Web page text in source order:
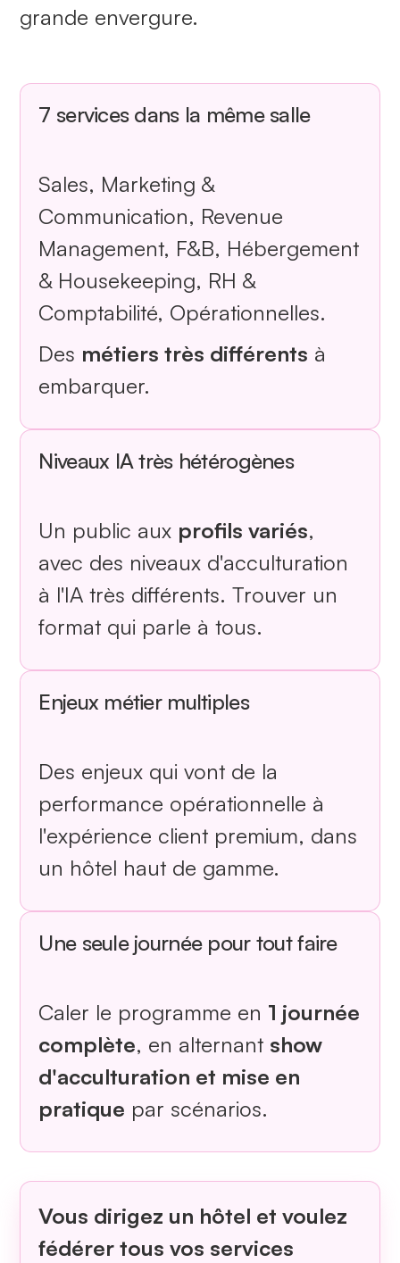
grande envergure.
7 services dans la même salle
Sales, Marketing &
Communication, Revenue
Management, F&B, Hébergement
& Housekeeping, RH &
Comptabilité, Opérationnelles.
Des métiers très différents à
embarquer.
Niveaux IA très hétérogènes
Un public aux profils variés,
avec des niveaux d'acculturation
à l'IA très différents. Trouver un
format qui parle à tous.
Enjeux métier multiples
Des enjeux qui vont de la
performance opérationnelle à
l'expérience client premium, dans
un hôtel haut de gamme.
Une seule journée pour tout faire
Caler le programme en 1 journée
complète, en alternant show
d'acculturation et mise en
pratique par scénarios.
Vous dirigez un hôtel et voulez
fédérer tous vos services